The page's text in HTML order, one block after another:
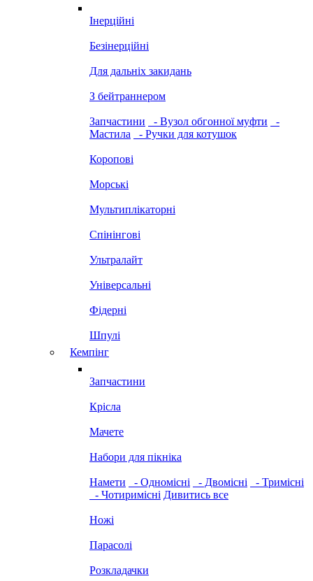
Інерційні
Безінерційні
Для дальніх закидань
З бейтраннером
Запчастини - Вузол обгонної муфти
-
Мастила
- Ручки для котушок
Коропові
Морські
Мультиплікаторні
Спінінгові
Ультралайт
Універсальні
Фідерні
Шпулі
Кемпінг
Запчастини
Крісла
Мачете
Набори для пікніка
Намети - Одномісні - Двомісні
- Тримісні
- Чотиримісні Дивитись все
Ножі
Парасолі
Розкладачки